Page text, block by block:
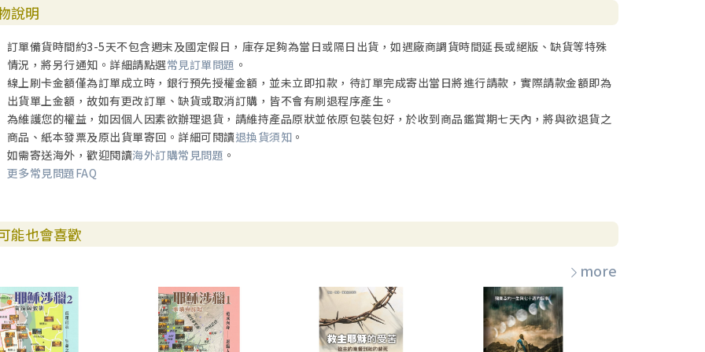
說明
訂單備貨時間約3-5天不包含週末及國定假日，庫存足夠為當日或隔日出貨，如遇廠商調貨時間延長或絕版、缺貨等特殊
情況，將另行通知。詳細請點選常見訂單問題 。
線上刷卡金額僅為訂單成立時，銀行預先授權金額，並未立即扣款，待訂單完成寄出當日將進行請款，實際請款金額即為
出貨單上金額，故如有更改訂單、缺貨或取消訂購，皆不會有刷退程序產生。
為維護您的權益，如因個人因素欲辦理退貨，請維持產品原狀並依原包裝包好，於收到商品鑑賞期七天內，將與欲退貨之
商品、紙本發票及原出貨單寄回。詳細可閱讀退換貨須知 。
如需寄送海外，歡迎閱讀海外訂購常見問題 。
更多常見問題FAQ
能也會喜歡
more